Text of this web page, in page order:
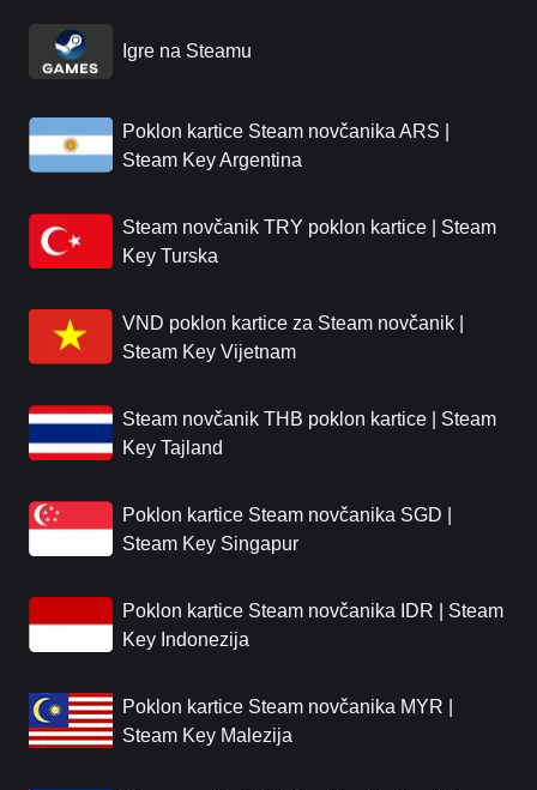
Igre na Steamu
Poklon kartice Steam novčanika ARS |
Steam Key Argentina
Steam novčanik TRY poklon kartice | Steam
Key Turska
VND poklon kartice za Steam novčanik |
Steam Key Vijetnam
Steam novčanik THB poklon kartice | Steam
Key Tajland
Poklon kartice Steam novčanika SGD |
Steam Key Singapur
Poklon kartice Steam novčanika IDR | Steam
Key Indonezija
Poklon kartice Steam novčanika MYR |
Steam Key Malezija